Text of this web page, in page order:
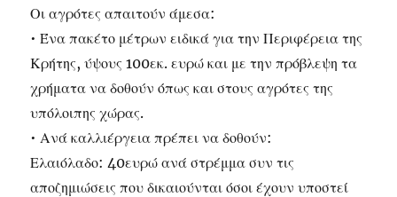
Οι αγρότες απαιτούν άμεσα:
• Ένα πακέτο μέτρων ειδικά για την Περιφέρεια της
Κρήτης, ύψους 100εκ. ευρώ και με την πρόβλεψη τα
χρήματα να δοθούν όπως και στους αγρότες της
υπόλοιπης χώρας.
• Ανά καλλιέργεια πρέπει να δοθούν:
Ελαιόλαδο: 40ευρώ ανά στρέμμα συν τις
αποζημιώσεις που δικαιούνται όσοι έχουν υποστεί